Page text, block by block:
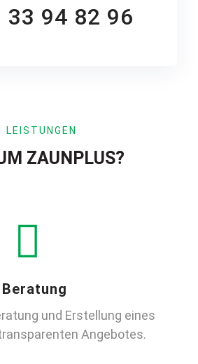
33 94 82 96
LEISTUNGEN
ZAUNPLUS?
Beratung
und Erstellung eines
Angebotes.